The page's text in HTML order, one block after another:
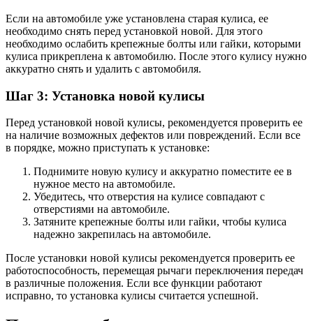
Если на автомобиле уже установлена старая кулиса, ее
необходимо снять перед установкой новой. Для этого
необходимо ослабить крепежные болты или гайки, которыми
кулиса прикреплена к автомобилю. После этого кулису нужно
аккуратно снять и удалить с автомобиля.
Шаг 3: Установка новой кулисы
Перед установкой новой кулисы, рекомендуется проверить ее
на наличие возможных дефектов или повреждений. Если все
в порядке, можно приступать к установке:
Поднимите новую кулису и аккуратно поместите ее в
нужное место на автомобиле.
Убедитесь, что отверстия на кулисе совпадают с
отверстиями на автомобиле.
Затяните крепежные болты или гайки, чтобы кулиса
надежно закрепилась на автомобиле.
После установки новой кулисы рекомендуется проверить ее
работоспособность, перемещая рычаги переключения передач
в различные положения. Если все функции работают
исправно, то установка кулисы считается успешной.